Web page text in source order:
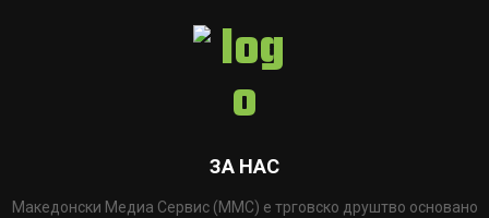
ЗА НАС
Македонски Медиа Сервис (ММС) е трговско друштво основано